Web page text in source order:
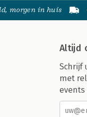
morgen in huis
Altijd
Schrijf
met
events